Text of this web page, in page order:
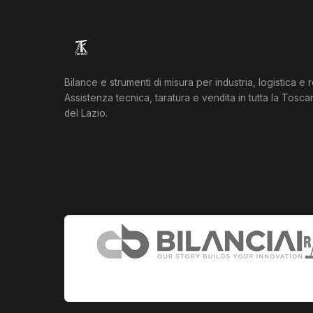
Bilance e strumenti di misura per industria, logistica e
Assistenza tecnica, taratura e vendita in tutta la
del Lazio.